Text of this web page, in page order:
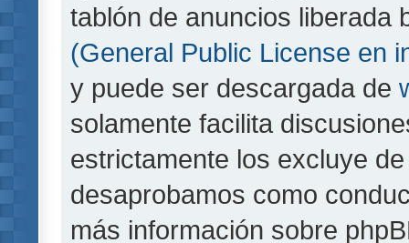
tablón de anuncios liberada
(General Public License en
y puede ser descargada de
solamente facilita
estrictamente los excluye
desaprobamos como
más información sobre